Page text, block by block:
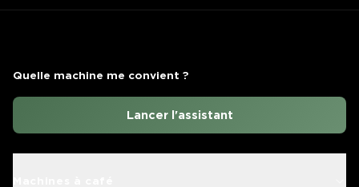
Quelle machine me convient ?
Lancer l'assistant